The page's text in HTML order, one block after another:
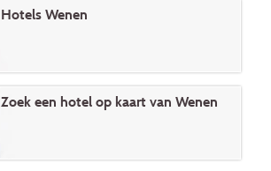
Hotels Wenen
Zoek een hotel op kaart van Wenen